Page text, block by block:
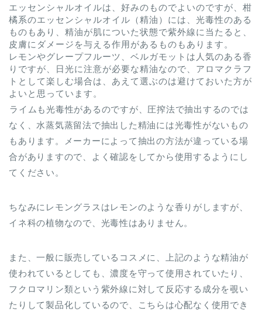
エッセンシャルオイルは、好みのものでよいのですが、柑
橘系のエッセンシャルオイル（精油）には、光毒性のある
ものもあり、精油が肌についた状態で紫外線に当たると、
皮膚にダメージを与える作用があるものもあります。
レモンやグレープフルーツ、ベルガモットは人気のある香
りですが、日光に注意が必要な精油なので、アロマクラフ
トとして楽しむ場合は、あえて選ぶのは避けておいた方が
よいと思っています。
ライムも光毒性があるのですが、圧搾法で抽出するのでは
なく、水蒸気蒸留法で抽出した精油には光毒性がないもの
もあります。メーカーによって抽出の方法が違っている場
合がありますので、よく確認をしてから使用するようにし
てください。
ちなみにレモングラスはレモンのような香りがしますが、
イネ科の植物なので、光毒性はありません。
また、一般に販売しているコスメに、上記のような精油が
使われているとしても、濃度を守って使用されていたり、
フクロマリン類という紫外線に対して反応する成分を覗い
たりして製品化しているので、こちらは心配なく使用でき